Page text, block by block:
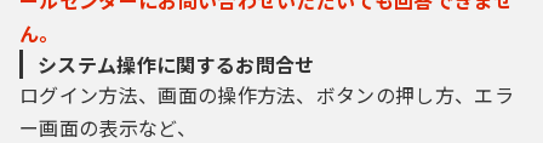
ん。
システム操作に関するお問合せ
ログイン方法、画面の操作方法、ボタンの押し方、エラ
ー画面の表示など、